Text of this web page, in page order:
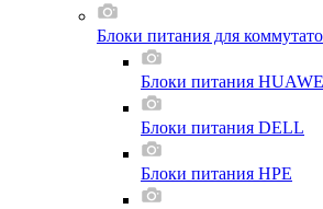
Блоки питания для
Блоки питания
Блоки питания DELL
Блоки питания HPE